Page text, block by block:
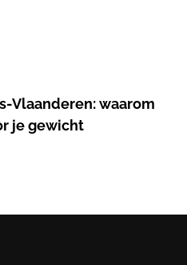
Vlaanderen: waarom
je gewicht